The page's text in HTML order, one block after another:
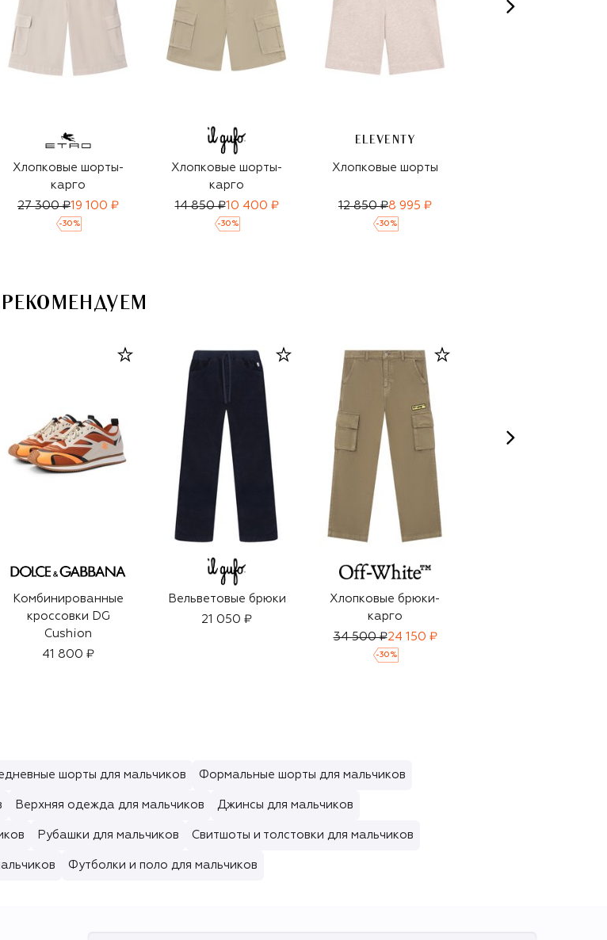
Хлопковые шорты-
карго
27 300 ₽19 100 ₽
-30 %
Хлопковые шорты-
карго
14 850 ₽10 400 ₽
-30 %
ELEVENTY
Хлопковые шорты
12 850 ₽8 995 ₽
-30 %
РЕКОМЕНДУЕМ
Комбинированные
кроссовки DG
Cushion
41 800 ₽
Вельветовые брюки
21 050 ₽
Хлопковые брюки-
карго
34 500 ₽24 150 ₽
-30 %
шорты для мальчиков Формальные шорты для мальчиков
Верхняя одежда для мальчиков Джинсы для мальчиков
Рубашки для мальчиков Свитшоты и толстовки для мальчиков
Футболки и поло для мальчиков